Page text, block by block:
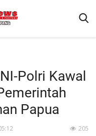
Polri Kawal
Papua
205